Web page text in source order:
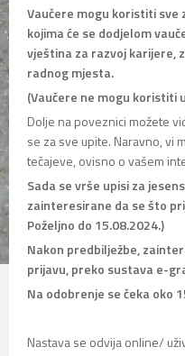
Vaučere mogu koristiti sve
kojima će se dodjelom
vještina za razvoj karijere,
radnog mjesta.
(Vaučere ne mogu koristiti
Dolje na poveznici možete
se za sve upite. Naravno, vi
tečajeve, ovisno o vašem
Sada se vrše upisi za
zainteresirane da se što
Poželjno do 15.08.2024.)
Nakon predbilježbe,
prijavu, preko sustava e-
Na odobrenje se čeka oko
Nastava se odvija online/